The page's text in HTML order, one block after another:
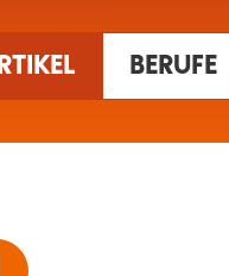
ARTIKEL